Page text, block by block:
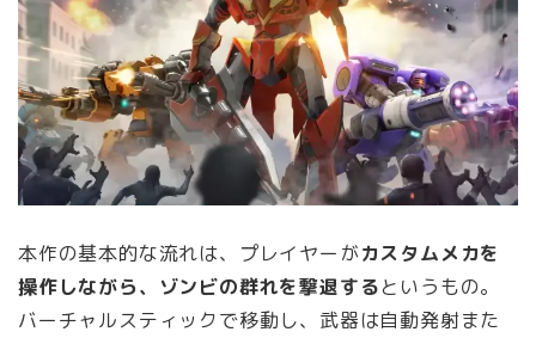
本作の基本的な流れは、プレイヤーがカスタムメカを
操作しながら、ゾンビの群れを撃退するというもの。
バーチャルスティックで移動し、武器は自動発射また